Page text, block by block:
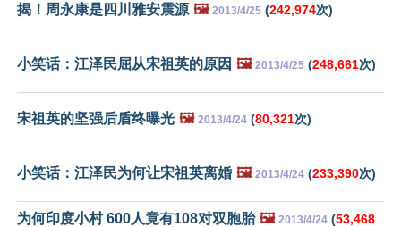
揭！周永康是四川雅安震源 🖼️ 2013/4/25 (242,974次)
小笑话：江泽民屈从宋祖英的原因 🖼️ 2013/4/25 (248,661次)
宋祖英的坚强后盾终曝光 🖼️ 2013/4/24 (80,321次)
小笑话：江泽民为何让宋祖英离婚 🖼️ 2013/4/24 (233,390次)
为何印度小村 600人竟有108对双胞胎 🖼️ 2013/4/24 (53,468